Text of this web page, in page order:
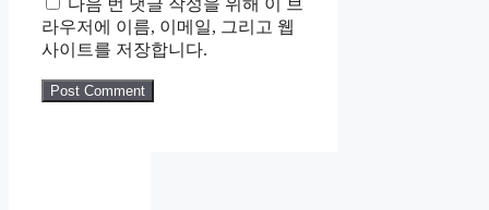
Name
Email
Website